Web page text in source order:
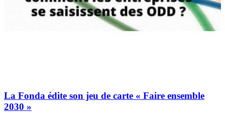
La Fonda édite son jeu de carte « Faire ensemble
2030 »